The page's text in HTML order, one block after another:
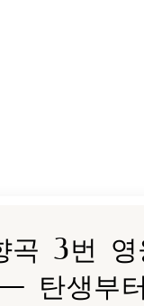
곡 3번 영
탄생부